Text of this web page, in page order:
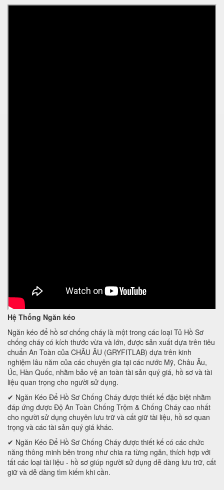
Hệ Thống Ngăn kéo
Ngăn kéo để hồ sơ chống cháy là một trong các loại Tủ Hồ Sơ
chống cháy có kích thước vừa và lớn, được sản xuất dựa trên tiêu
chuẩn An Toàn của CHÂU ÂU (GRYFITLAB) dựa trên kinh
nghiệm lâu năm của các chuyên gia tại các nước Mỹ, Châu Âu,
Úc, Hàn Quốc, nhằm bảo vệ an toàn tài sản quý giá, hồ sơ và tài
liệu quan trọng cho người sử dụng.
✔ Ngăn Kéo Để Hồ Sơ Chống Cháy được thiết kế đặc biệt nhằm
đáp ứng được Độ An Toàn Chống Trộm & Chống Cháy cao nhất
cho người sử dụng chuyên lưu trữ và cất giữ tài liệu, hồ sơ quan
trọng và các tài sản quý giá khác.
✔ Ngăn Kéo Để Hồ Sơ Chống Cháy được thiết kế có các chức
năng thông minh bên trong như chia ra từng ngăn, thích hợp với
tất các loại tài liệu - hồ sơ giúp người sử dụng dễ dàng lưu trữ, cất
giữ và dễ dàng tìm kiếm khi cần.